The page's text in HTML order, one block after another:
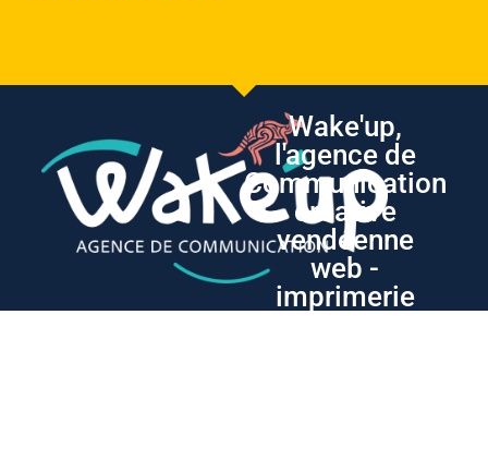
Wake'up,
l'agence de
Communication
créative
vendéenne
web -
imprimerie